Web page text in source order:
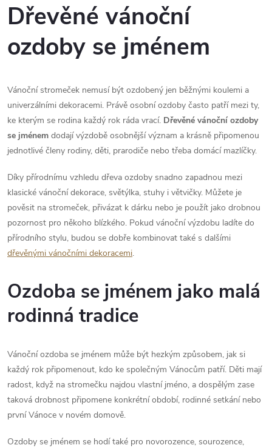
v
l
á
d
a
c
í
p
r
v
k
y
v
ý
p
i
s
u
Dřevěné vánoční
ozdoby se jménem
Vánoční stromeček nemusí být ozdobený jen běžnými koulemi a
univerzálními dekoracemi. Právě osobní ozdoby často patří mezi ty,
ke kterým se rodina každý rok ráda vrací. Dřevěné vánoční ozdoby
se jménem dodají výzdobě osobnější význam a krásně připomenou
jednotlivé členy rodiny, děti, prarodiče nebo třeba domácí mazlíčky.
Díky přírodnímu vzhledu dřeva ozdoby snadno zapadnou mezi
klasické vánoční dekorace, světýlka, stuhy i větvičky. Můžete je
pověsit na stromeček, přivázat k dárku nebo je použít jako drobnou
pozornost pro někoho blízkého. Pokud vánoční výzdobu ladíte do
přírodního stylu, budou se dobře kombinovat také s dalšími
dřevěnými vánočními dekoracemi.
Ozdoba se jménem jako malá
rodinná tradice
Vánoční ozdoba se jménem může být hezkým způsobem, jak si
každý rok připomenout, kdo ke společným Vánocům patří. Děti mají
radost, když na stromečku najdou vlastní jméno, a dospělým zase
taková drobnost připomene konkrétní období, rodinné setkání nebo
první Vánoce v novém domově.
Ozdoby se jménem se hodí také pro novorozence, sourozence,